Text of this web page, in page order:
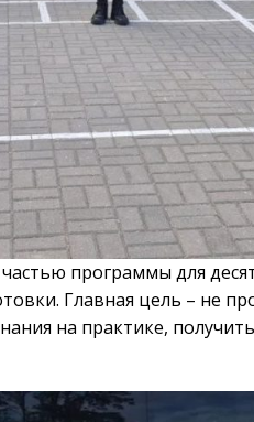
программы для
Главная цель – не
на практике,